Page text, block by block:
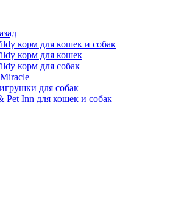
корм для кошек и собак
корм для кошек
корм для собак
для собак
Pet Inn для кошек и собак